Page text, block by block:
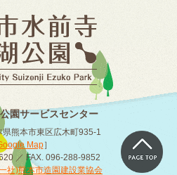
園サービスセンター
熊本市東区広木町935-1
Map］
／ FAX. 096-288-9852
社)熊本市造園建設業協会